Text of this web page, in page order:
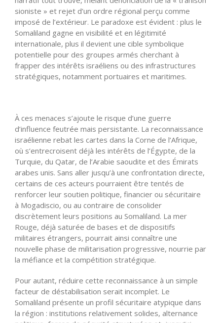
sioniste » et rejet d’un ordre régional perçu comme
imposé de l’extérieur. Le paradoxe est évident : plus le
Somaliland gagne en visibilité et en légitimité
internationale, plus il devient une cible symbolique
potentielle pour des groupes armés cherchant à
frapper des intérêts israéliens ou des infrastructures
stratégiques, notamment portuaires et maritimes.
À ces menaces s’ajoute le risque d’une guerre
d’influence feutrée mais persistante. La reconnaissance
israélienne rebat les cartes dans la Corne de l’Afrique,
où s’entrecroisent déjà les intérêts de l’Égypte, de la
Turquie, du Qatar, de l’Arabie saoudite et des Émirats
arabes unis. Sans aller jusqu’à une confrontation directe,
certains de ces acteurs pourraient être tentés de
renforcer leur soutien politique, financier ou sécuritaire
à Mogadiscio, ou au contraire de consolider
discrètement leurs positions au Somaliland. La mer
Rouge, déjà saturée de bases et de dispositifs
militaires étrangers, pourrait ainsi connaître une
nouvelle phase de militarisation progressive, nourrie par
la méfiance et la compétition stratégique.
Pour autant, réduire cette reconnaissance à un simple
facteur de déstabilisation serait incomplet. Le
Somaliland présente un profil sécuritaire atypique dans
la région : institutions relativement solides, alternance